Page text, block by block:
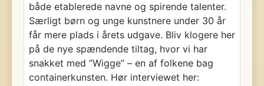
både etablerede navne og spirende talenter.
Særligt børn og unge kunstnere under 30 år
får mere plads i årets udgave. Bliv klogere her
på de nye spændende tiltag, hvor vi har
snakket med ”Wigge” – en af folkene bag
containerkunsten. Hør interviewet her: